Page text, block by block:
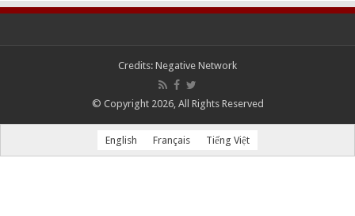
Credits: Negative Network
© Copyright 2026, All Rights Reserved
English Français Tiếng Việt